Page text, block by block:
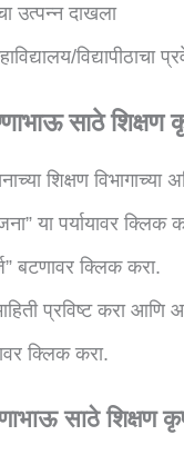
उत्पन्न दाखला
विद्यापीठाचा
साठे
शिक्षण
या पर्यायावर क्लिक
बटणावर क्लिक करा.
प्रविष्ट करा
क्लिक करा.
साठे शिक्षण